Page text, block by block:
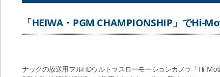
「HEIWA・PGM CHAMPIONSHIP」でHi-
ナックの放送用フルHDウルトラスローモーションカメラ「Hi-